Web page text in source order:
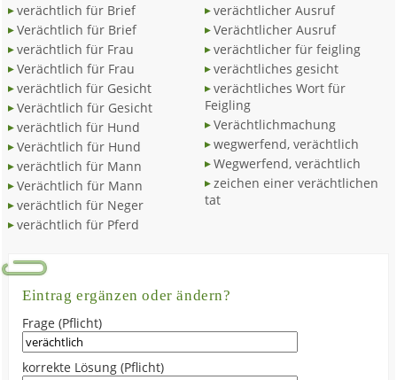
verächtlich für Brief
Verächtlich für Brief
verächtlich für Frau
Verächtlich für Frau
verächtlich für Gesicht
Verächtlich für Gesicht
verächtlich für Hund
Verächtlich für Hund
verächtlich für Mann
Verächtlich für Mann
verächtlich für Neger
verächtlich für Pferd
verächtlicher Ausruf
Verächtlicher Ausruf
verächtlicher für feigling
verächtliches gesicht
verächtliches Wort für
Feigling
Verächtlichmachung
wegwerfend, verächtlich
Wegwerfend, verächtlich
zeichen einer verächtlichen
tat
Eintrag ergänzen oder ändern?
Frage (Pflicht)
korrekte Lösung (Pflicht)